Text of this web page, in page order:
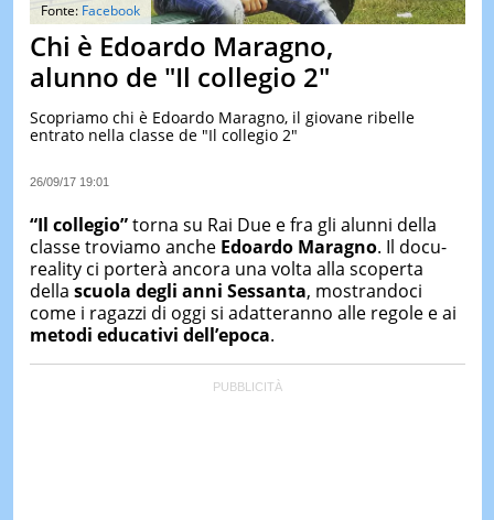
&
TEST
Fonte: Facebook
Chi è Edoardo Maragno,
alunno de "Il collegio 2"
Scopriamo chi è Edoardo Maragno, il giovane ribelle
entrato nella classe de "Il collegio 2"
26/09/17 19:01
“Il collegio”torna su Rai Due e fra gli alunni della
classe troviamo anche Edoardo Maragno. Il docu-
reality ci porterà ancora una volta alla scoperta
della scuola degli anni Sessanta, mostrandoci
come i ragazzi di oggi si adatteranno alle regole e ai
metodi educativi dell’epoca.